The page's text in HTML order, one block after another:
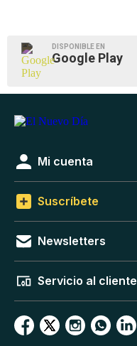
DISPONIBLE EN
Google Play
Mi cuenta
Suscríbete
Newsletters
Servicio al cliente